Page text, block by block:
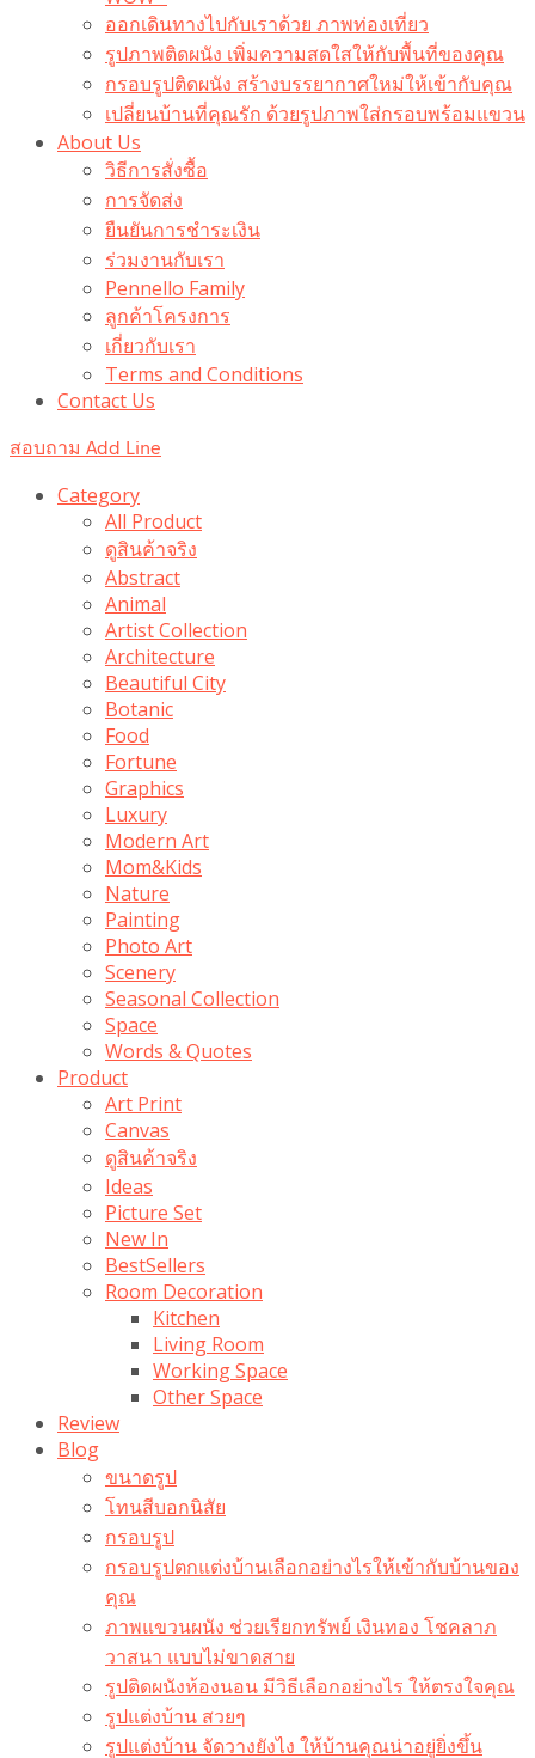
ออกเดินทางไปกับเราด้วย ภาพท่องเที่ยว
รูปภาพติดผนัง เพิ่มความสดใสให้กับพื้นที่ของคุณ
กรอบรูปติดผนัง สร้างบรรยากาศใหม่ให้เข้ากับคุณ
เปลี่ยนบ้านที่คุณรัก ด้วยรูปภาพใส่กรอบพร้อมแขวน​
About Us
วิธีการสั่งซื้อ
การจัดส่ง
ยืนยันการชำระเงิน
ร่วมงานกับเรา
Pennello Family
ลูกค้าโครงการ
เกี่ยวกับเรา
Terms and Conditions
Contact Us
สอบถาม Add Line
Category
All Product
ดูสินค้าจริง
Abstract
Animal
Artist Collection
Architecture
Beautiful City
Botanic
Food
Fortune
Graphics
Luxury
Modern Art
Mom&Kids
Nature
Painting
Photo Art
Scenery
Seasonal Collection
Space
Words & Quotes
Product
Art Print
Canvas
ดูสินค้าจริง
Ideas
Picture Set
New In
BestSellers
Room Decoration
Kitchen
Living Room
Working Space
Other Space
Review
Blog
ขนาดรูป
โทนสีบอกนิสัย
กรอบรูป
กรอบรูปตกแต่งบ้านเลือกอย่างไรให้เข้ากับบ้านของ
คุณ
ภาพแขวนผนัง ช่วยเรียกทรัพย์ เงินทอง โชคลาภ
วาสนา แบบไม่ขาดสาย
รูปติดผนังห้องนอน มีวิธีเลือกอย่างไร ให้ตรงใจคุณ
รูปแต่งบ้าน สวยๆ
รูปแต่งบ้าน จัดวางยังไง ให้บ้านคุณน่าอยู่ยิ่งขึ้น